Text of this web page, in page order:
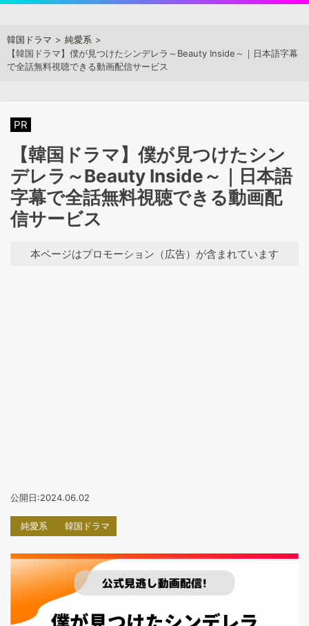
content
アジアンステージ
韓国ドラマ
純愛系
【韓国ドラマ】僕が見つけたシンデレラ～Beauty Inside～｜日本語字幕
で全話無料視聴できる動画配信サービス
PR
【韓国ドラマ】僕が見つけたシン
デレラ～Beauty Inside～｜日本語
字幕で全話無料視聴できる動画配
信サービス
本ページはプロモーション（広告）が含まれています
公開日:2024.06.02
純愛系 韓国ドラマ